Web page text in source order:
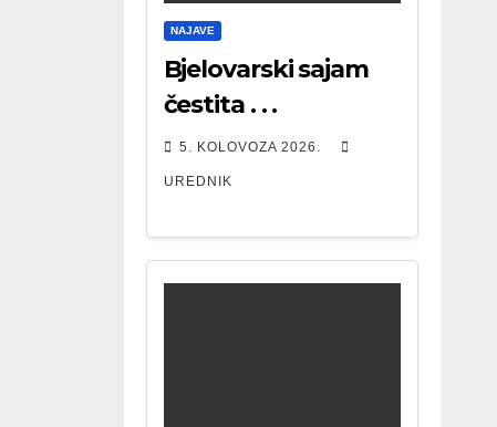
NAJAVE
Bjelovarski sajam
čestita . . .
5. KOLOVOZA 2026.
UREDNIK